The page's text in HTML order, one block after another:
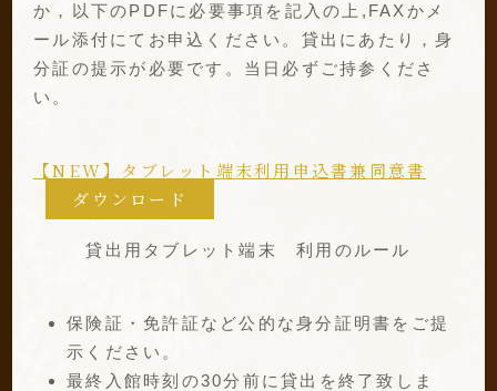
か，以下のPDFに必要事項を記入の上,FAXかメ
ール添付にてお申込ください。貸出にあたり，身
分証の提示が必要です。当日必ずご持参くださ
い。
【NEW】タブレット端末利用申込書兼同意書
ダウンロード
貸出用タブレット端末 利用のルール
保険証・免許証など公的な身分証明書をご提
示ください。
最終入館時刻の30分前に貸出を終了致しま